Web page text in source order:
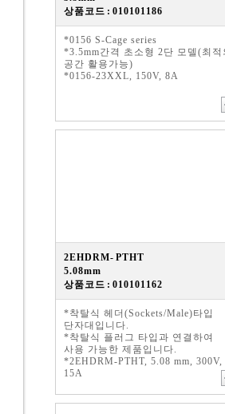
상품코드 : 010101186
*0156 S-Cage series
*3.5mm간격 초소형 2단 모델(최적
공간 활용가능)
*0156-23XXL, 150V, 8A
2EHDRM- PTHT
5.08mm
상품코드 : 010101162
*착탈식 헤더(Sockets/Male)타입
단자대입니다.
*착탈식 플러그 타입과 연결하여
사용 가능한 제품입니다.
*2EHDRM-PTHT, 5.08 mm, 300V,
15A